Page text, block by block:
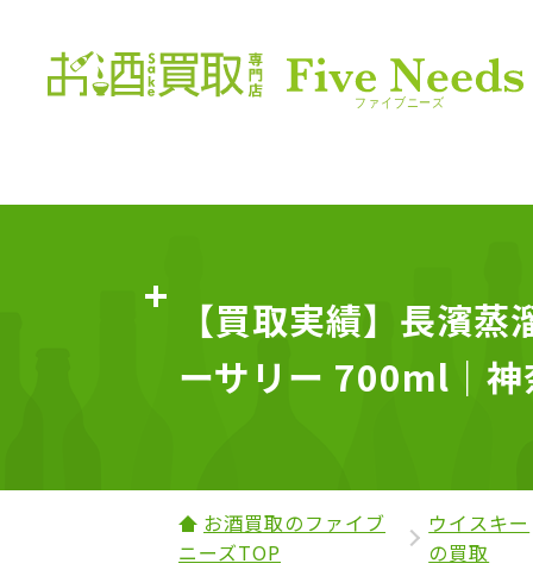
【買取実績】長濱
ーサリー 700ml｜
お酒買取のファイブ
ニーズTOP
ウイスキー
の買取